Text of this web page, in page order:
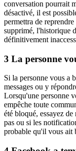
conversation pourrait
désactivé, il est
permettra de
supprimé, l'historique
définitivement
3 La personne
Si la personne vous a
messages ou y
Lorsqu'une personne
empêche toute
été bloqué, essayez
pas ou si les
probable qu'il vous ait